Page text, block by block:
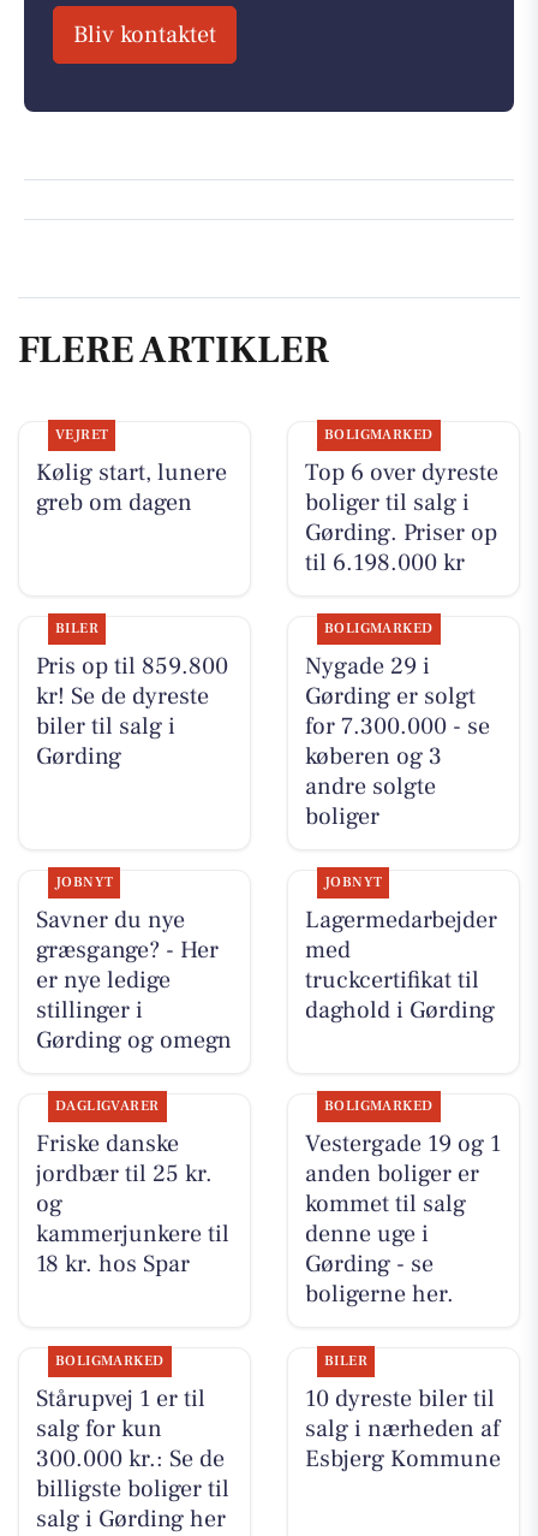
Bliv kontaktet
FLERE ARTIKLER
VEJRET
Kølig start, lunere
greb om dagen
BOLIGMARKED
Top 6 over dyreste
boliger til salg i
Gørding. Priser op
til 6.198.000 kr
BILER
Pris op til 859.800
kr! Se de dyreste
biler til salg i
Gørding
BOLIGMARKED
Nygade 29 i
Gørding er solgt
for 7.300.000 - se
køberen og 3
andre solgte
boliger
JOBNYT
Savner du nye
græsgange? - Her
er nye ledige
stillinger i
Gørding og omegn
JOBNYT
Lagermedarbejder
med
truckcertifikat til
daghold i Gørding
DAGLIGVARER
Friske danske
jordbær til 25 kr.
og
kammerjunkere til
18 kr. hos Spar
BOLIGMARKED
Vestergade 19 og 1
anden boliger er
kommet til salg
denne uge i
Gørding - se
boligerne her.
BOLIGMARKED
Stårupvej 1 er til
salg for kun
300.000 kr.: Se de
billigste boliger til
salg i Gørding her
BILER
10 dyreste biler til
salg i nærheden af
Esbjerg Kommune